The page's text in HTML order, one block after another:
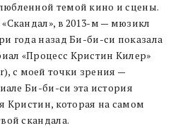
темой кино и сцены.
в 2013-м — мюзикл
года назад Би-би-си показала
«Процесс Кристин Килер»
с моей точки зрения —
Би-би-си эта история
Кристин, которая на самом
скандала.